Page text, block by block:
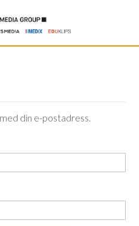
din e-postadress.